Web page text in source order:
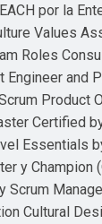
por la
Values
Roles
and
Product
Certified
Essentials
y Champion
Scrum
Cultural